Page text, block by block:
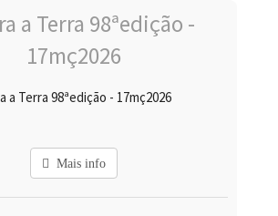
a Terra 98ªedição - 17mç2026
Mais info